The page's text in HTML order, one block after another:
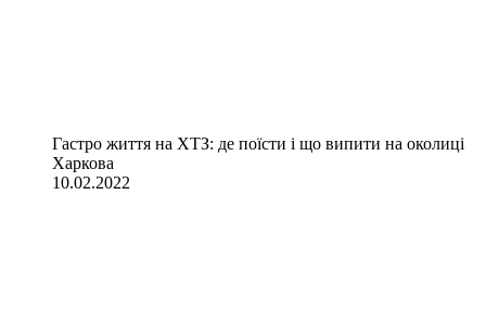
Гастро життя на ХТЗ: де поїсти і що випити на околиці
Харкова
10.02.2022